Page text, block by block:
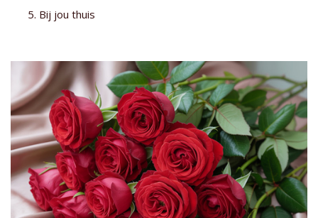
Bij jou thuis